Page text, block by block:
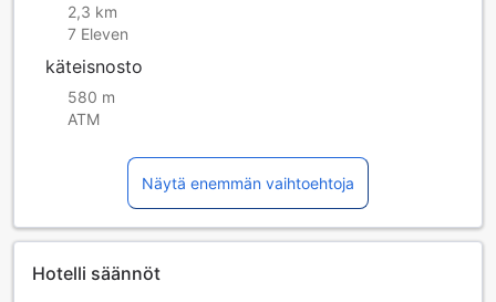
2,3 km
7 Eleven
käteisnosto
580 m
ATM
Näytä enemmän vaihtoehtoja
Hotelli säännöt